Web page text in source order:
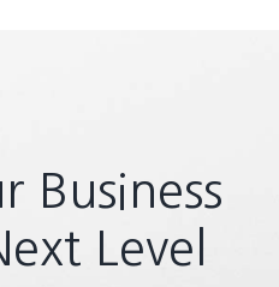
Business
Level